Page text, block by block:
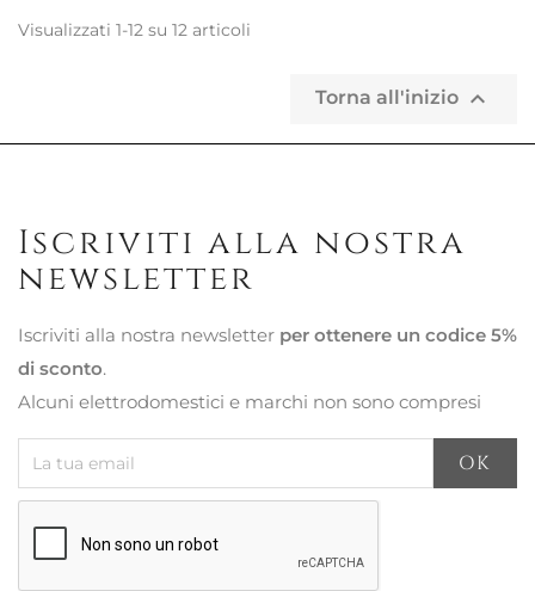
Visualizzati 1-12 su 12 articoli
Torna all'inizio 
Iscriviti alla nostra
newsletter
Iscriviti alla nostra newsletter per ottenere un codice 5%
di sconto.
Alcuni elettrodomestici e marchi non sono compresi